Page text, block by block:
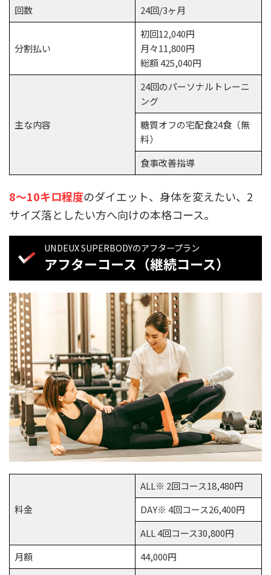
回数
24回/3ヶ月
分割払い
初回12,040円
月々11,800円
総額 425,040円
主な内容
24回のパーソナルトレーニ
ング
糖質オフの宅配食24食（無
料）
食事改善指導
8〜10キロ程度のダイエット、身体を変えたい、2
サイズ落としたい方へ向けの本格コース。
UNDEUX SUPERBODYのアフタープラン
アフターコース（継続コース）
料金
ALL※ 2回コース18,480円
DAY※ 4回コース26,400円
ALL 4回コース30,800円
月額
44,000円